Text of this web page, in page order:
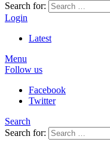
Search for:
Login
Latest
Menu
Follow us
Facebook
Twitter
Search
Search for: